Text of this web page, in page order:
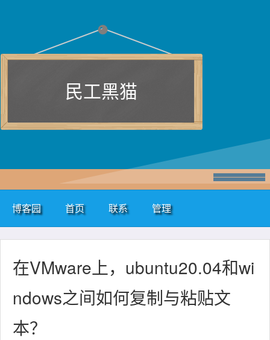
民工黑猫
博客园 首页 联系 管理
在VMware上，ubuntu20.04和wi
ndows之间如何复制与粘贴文
本？